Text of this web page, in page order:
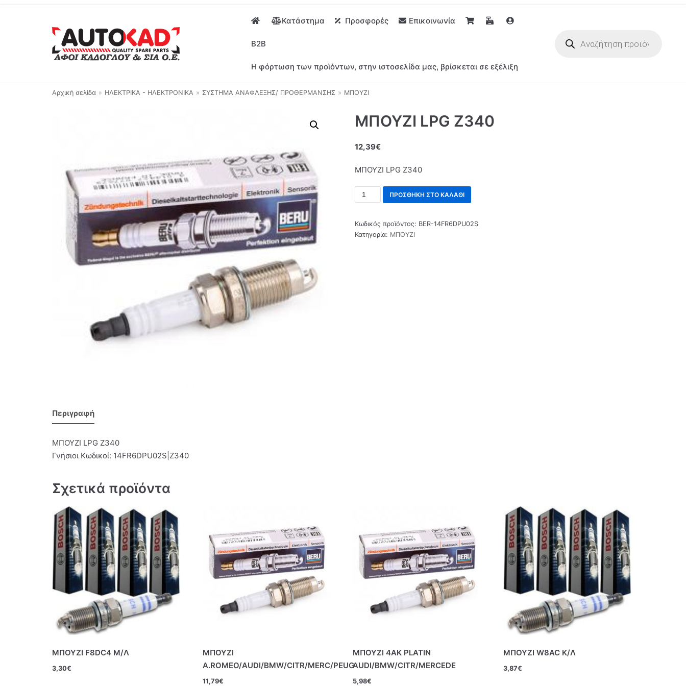
Κατάστημα Προσφορές Επικοινωνία
B2B
Η φόρτωση των προϊόντων, στην ιστοσελίδα μας, βρίσκεται σε εξέλιξη
Αρχική σελίδα » ΗΛΕΚΤΡΙΚΑ - ΗΛΕΚΤΡΟΝΙΚΑ » ΣΥΣΤΗΜΑ ΑΝΑΦΛΕΞΗΣ/ ΠΡΟΘΕΡΜΑΝΣΗΣ » ΜΠΟΥΖΙ
ΜΠΟΥΖΙ LPG Z340
12,39€
ΜΠΟΥΖΙ LPG Z340
ΠΡΟΣΘΉΚΗ ΣΤΟ ΚΑΛΆΘΙ
Κωδικός προϊόντος: BER-14FR6DPU02S
Κατηγορία: ΜΠΟΥΖΙ
Περιγραφή
ΜΠΟΥΖΙ LPG Z340
Γνήσιοι Κωδικοί: 14FR6DPU02S|Z340
Σχετικά προϊόντα
ΜΠΟΥΖΙ F8DC4 Μ/Λ
3,30€
ΜΠΟΥΖΙ
Α.ROMEO/AUDI/BMW/CITR/MERC/PEUG
11,79€
ΜΠΟΥΖΙ 4ΑΚ PLATIN
AUDI/BMW/CITR/MERCEDE
5,98€
ΜΠΟΥΖΙ W8AC Κ/Λ
3,87€